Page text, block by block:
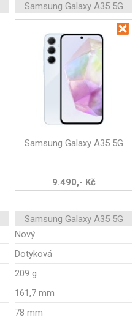
Samsung Galaxy A35 5G
Samsung Galaxy A35 5G
9.490,- Kč
Samsung Galaxy A35 5G
Nový
Dotyková
209 g
161,7 mm
78 mm